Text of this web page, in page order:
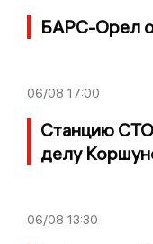
БАРС-Орел
06/08 17:00
Станцию СТО
делу
06/08 13:30